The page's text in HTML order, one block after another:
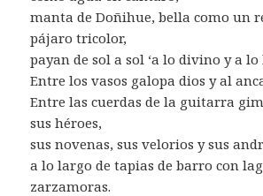
manta de Doñihue, bella como un
pájaro tricolor,
payan de sol a sol ‘a lo divino y a lo
Entre los vasos galopa dios y al
Entre las cuerdas de la guitarra
sus héroes,
sus novenas, sus velorios y sus
a lo largo de tapias de barro con
zarzamoras.